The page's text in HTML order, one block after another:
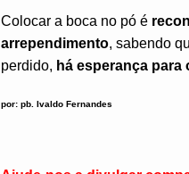
Colocar a boca no pó é
arrependimento, sabendo
perdido, há esperança para
por: pb. Ivaldo Fernandes